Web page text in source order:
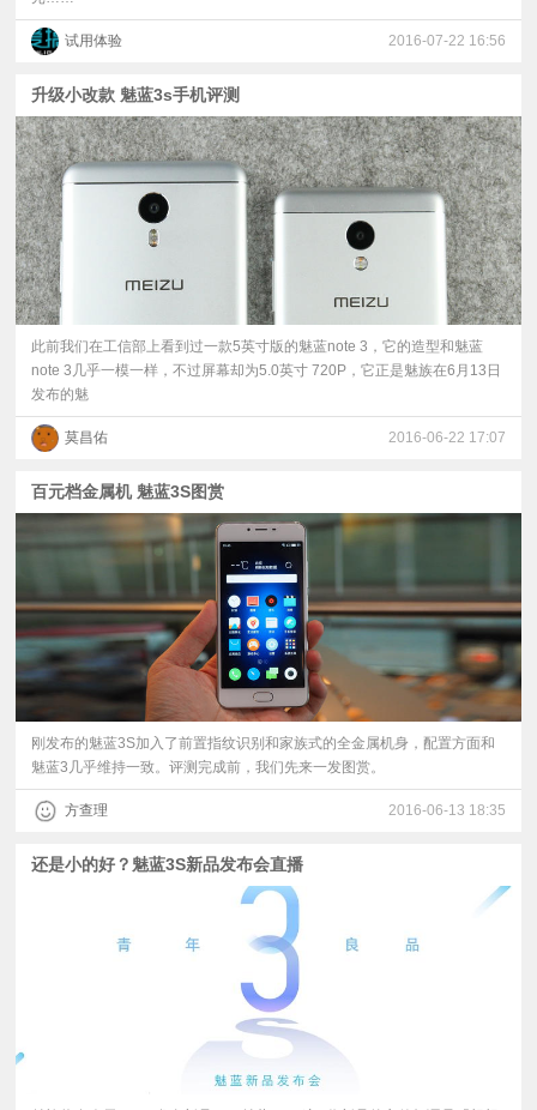
试用体验 2016-07-22 16:56
升级小改款 魅蓝3s手机评测
此前我们在工信部上看到过一款5英寸版的魅蓝note 3，它的造型和魅蓝
note 3几乎一模一样，不过屏幕却为5.0英寸 720P，它正是魅族在6月13日
发布的魅
莫昌佑 2016-06-22 17:07
百元档金属机 魅蓝3S图赏
刚发布的魅蓝3S加入了前置指纹识别和家族式的全金属机身，配置方面和
魅蓝3几乎维持一致。评测完成前，我们先来一发图赏。
方查理 2016-06-13 18:35
还是小的好？魅蓝3S新品发布会直播